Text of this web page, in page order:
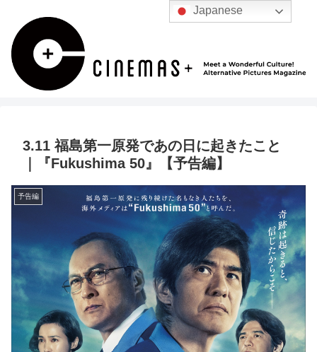
3.11 福島第一原発であの日に起きたこと
｜『Fukushima 50』【予告編】
予告編
Japanese